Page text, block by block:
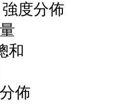
度分佈
和
佈